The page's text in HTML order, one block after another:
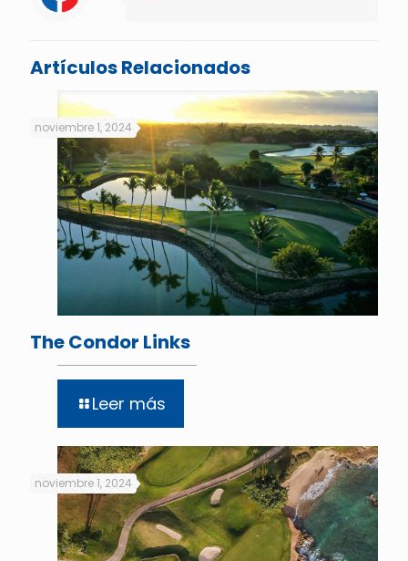
Artículos Relacionados
noviembre 1, 2024
The Condor Links
Leer más
noviembre 1, 2024